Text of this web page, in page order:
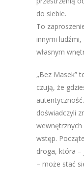
do siebie.
To
innymi ludźmi,
własnym
„Bez Masek”
czują, że
doświadczyli
wstęp.
droga, która –
– może stać